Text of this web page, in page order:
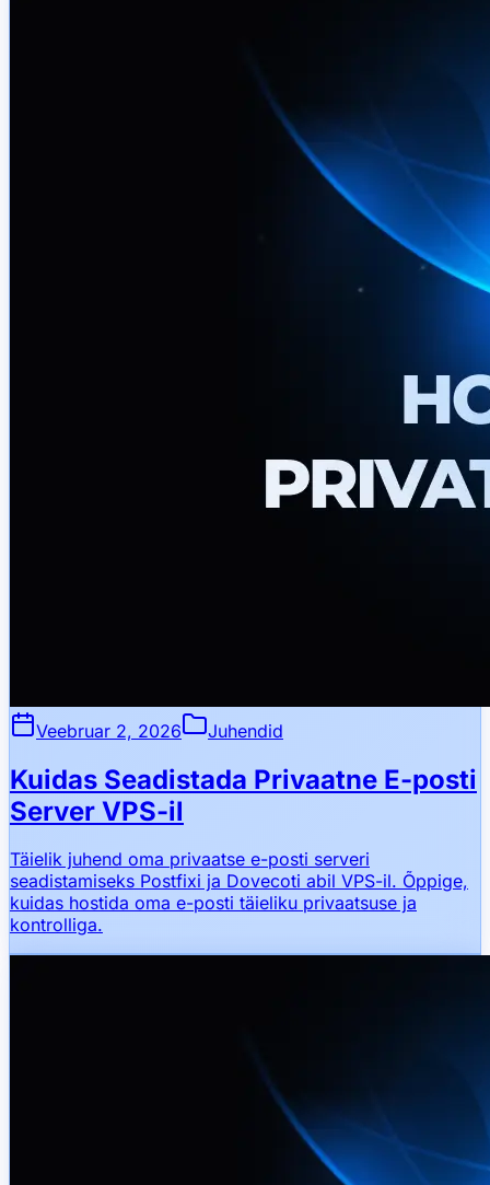
Veebruar 2, 2026 Juhendid
Kuidas Seadistada Privaatne E-posti
Server VPS-il
Täielik juhend oma privaatse e-posti serveri
seadistamiseks Postfixi ja Dovecoti abil VPS-il. Õppige,
kuidas hostida oma e-posti täieliku privaatsuse ja
kontrolliga.